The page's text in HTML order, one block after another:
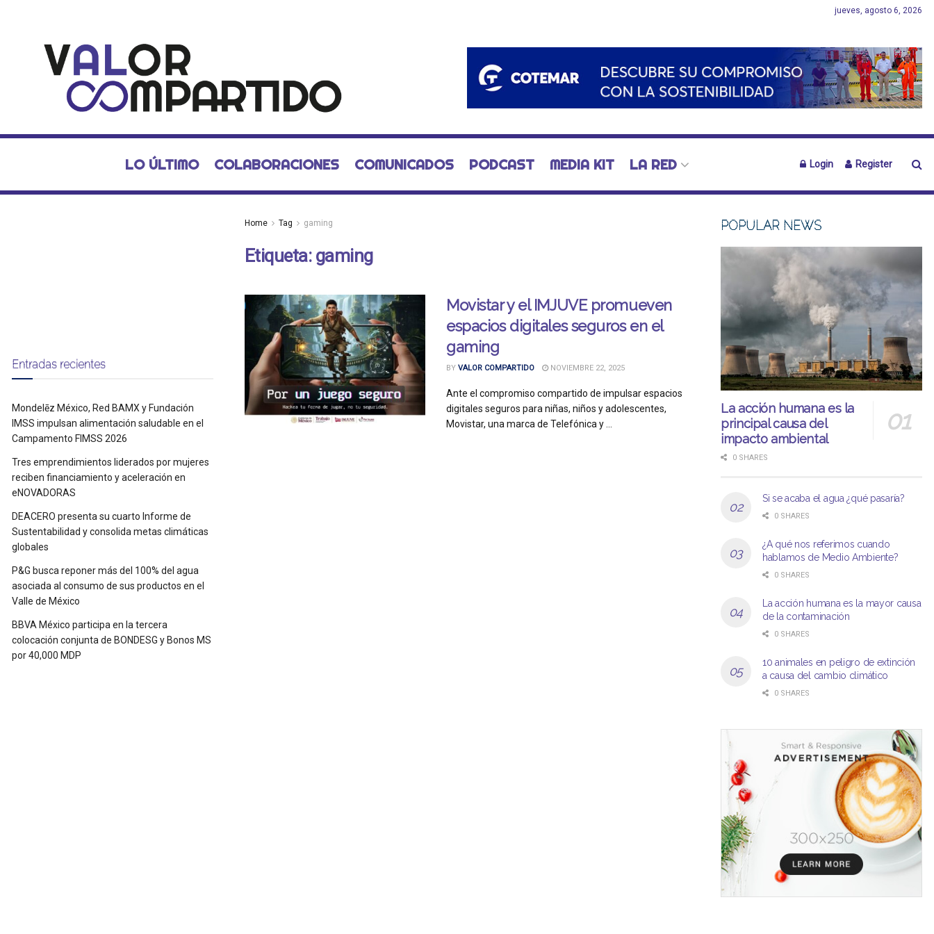
jueves, agosto 6, 2026
LO ÚLTIMO COLABORACIONES COMUNICADOS PODCAST MEDIA KIT LA RED Login Register
Home Tag gaming
Etiqueta: gaming
Movistar y el IMJUVE promueven
espacios digitales seguros en el
gaming
BY VALOR COMPARTIDO NOVIEMBRE 22, 2025
Ante el compromiso compartido de impulsar espacios
digitales seguros para niñas, niños y adolescentes,
Movistar, una marca de Telefónica y ...
Entradas recientes
Mondelēz México, Red BAMX y Fundación
IMSS impulsan alimentación saludable en el
Campamento FIMSS 2026
Tres emprendimientos liderados por mujeres
reciben financiamiento y aceleración en
eNOVADORAS
DEACERO presenta su cuarto Informe de
Sustentabilidad y consolida metas climáticas
globales
P&G busca reponer más del 100% del agua
asociada al consumo de sus productos en el
Valle de México
BBVA México participa en la tercera
colocación conjunta de BONDESG y Bonos MS
por 40,000 MDP
POPULAR NEWS
La acción humana es la
principal causa del
impacto ambiental
0 SHARES
Si se acaba el agua ¿qué pasaría?
0 SHARES
¿A qué nos referimos cuando
hablamos de Medio Ambiente?
0 SHARES
La acción humana es la mayor causa
de la contaminación
0 SHARES
10 animales en peligro de extinción
a causa del cambio climático
0 SHARES